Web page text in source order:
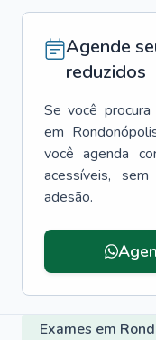
Agende
reduzidos
Se você
em
você agenda
acessíveis,
adesão.
Exames em